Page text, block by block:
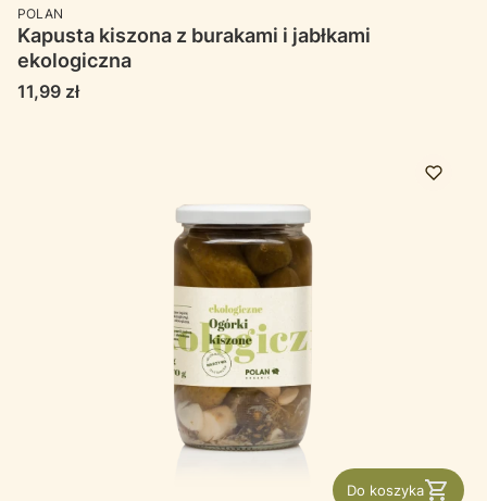
PRODUCENT
POLAN
Kapusta kiszona z burakami i jabłkami
ekologiczna
Cena
11,99 zł
Do koszyka